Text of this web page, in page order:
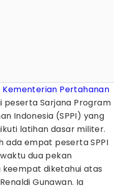
Kementerian Pertahanan
peserta Sarjana Program
Indonesia (SPPI) yang
latihan dasar militer.
ada empat peserta SPPI
dua pekan
diketahui atas
Gunawan. Ia